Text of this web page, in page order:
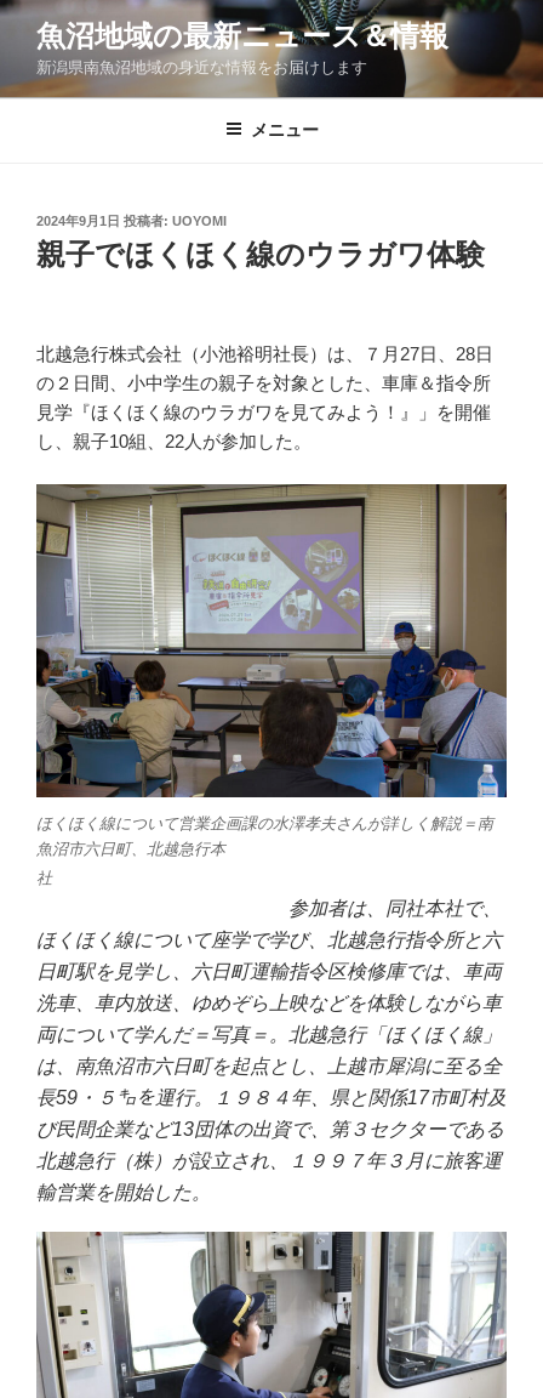
コ
ン
魚沼地域の最新ニュース＆情報
新潟県南魚沼地域の身近な情報をお届けします
メニュー
投
稿
日:
2024年9月1日 投稿者: UOYOMI
親子でほくほく線のウラガワ体験
北越急行株式会社（小池裕明社長）は、７月27日、28日
の２日間、小中学生の親子を対象とした、車庫＆指令所
見学『ほくほく線のウラガワを見てみよう！』」を開催
し、親子10組、22人が参加した。
ほくほく線について営業企画課の水澤孝夫さんが詳しく解説＝南
魚沼市六日町、北越急行本
社
参加者は、同社本社で、
ほくほく線について座学で学び、北越急行指令所と六
日町駅を見学し、六日町運輸指令区検修庫では、車両
洗車、車内放送、ゆめぞら上映などを体験しながら車
両について学んだ＝写真＝。
北越急行「ほくほく線」
は、南魚沼市六日町を起点とし、上越市犀潟に至る全
長59・５㌔を運行。１９８４年、県と関係17市町村及
び民間企業など13団体の出資で、第３セクターである
北越急行（株）が設立され、１９９７年３月に旅客運
輸営業を開始した。